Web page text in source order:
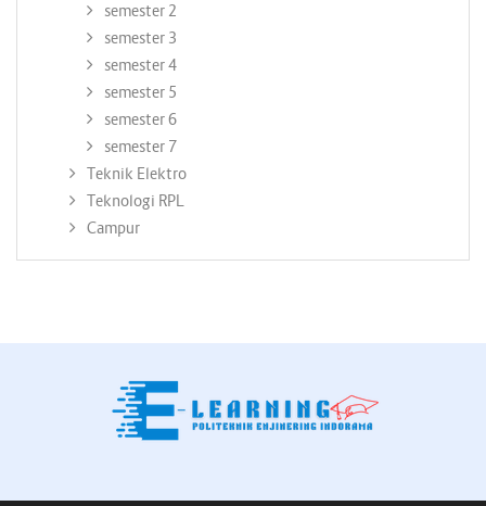
semester 2
semester 3
semester 4
semester 5
semester 6
semester 7
Teknik Elektro
Teknologi RPL
Campur